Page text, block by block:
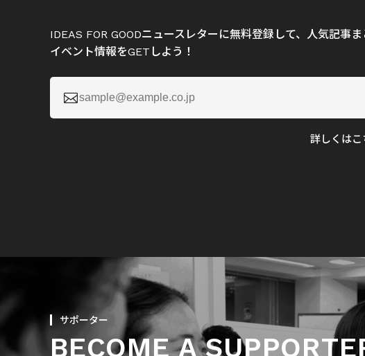
IDEAS FOR GOODニュースレターに無料登録して、人気記事
イベント情報をGETしよう！

詳しくはこ
サポーター
BECOME A